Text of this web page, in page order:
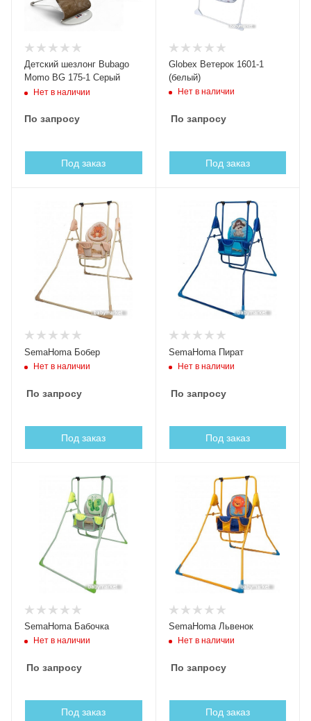
Детский шезлонг Bubago
Momo BG 175-1 Серый
Нет в наличии
По запросу
Под заказ
Globex Ветерок 1601-1
(белый)
Нет в наличии
По запросу
Под заказ
SemaHoma Бобер
Нет в наличии
По запросу
Под заказ
SemaHoma Пират
Нет в наличии
По запросу
Под заказ
SemaHoma Бабочка
Нет в наличии
По запросу
Под заказ
SemaHoma Львенок
Нет в наличии
По запросу
Под заказ